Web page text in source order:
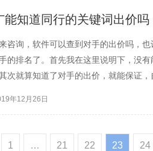
能知道同行的关键词出价吗
咨询，软件可以查到对手的出价吗，
的排名了。首先我在这里说明下，没
次就算知道了对手的出价，就能保证
年12月26日
1 … 21 22 23 24